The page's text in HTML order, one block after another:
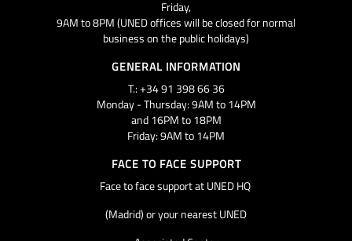
Friday,
9AM to 8PM (UNED offices will be closed for normal
business on the public holidays)
GENERAL INFORMATION
T.: +34 91 398 66 36
Monday - Thursday: 9AM to 14PM
and 16PM to 18PM
Friday: 9AM to 14PM
FACE TO FACE SUPPORT
Face to face support at UNED HQ
(Madrid) or your nearest UNED